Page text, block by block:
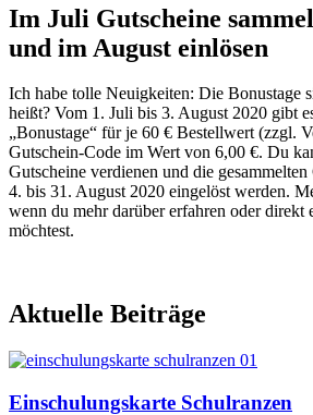
Im Juli Gutscheine
und im August einlösen
Ich habe tolle Neuigkeiten: Die Bonustage
heißt? Vom 1. Juli bis 3. August 2020 gibt
„Bonustage“ für je 60 € Bestellwert (zzgl.
Gutschein-Code im Wert von 6,00 €. Du
Gutscheine verdienen und die
4. bis 31. August 2020 eingelöst werden.
wenn du mehr darüber erfahren oder direkt
möchtest.
Aktuelle Beiträge
Einschulungskarte Schulranzen